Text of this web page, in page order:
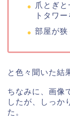
爪とぎ
トタワ
部屋が狭
と色々聞いた結
ちなみに、画像
したが、しっか
た。